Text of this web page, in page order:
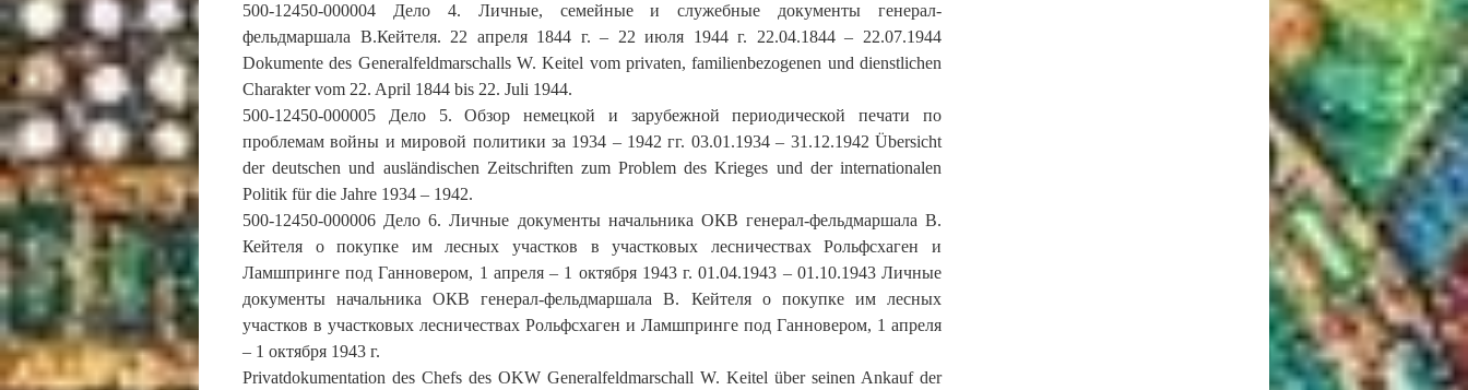
500-12450-000004 Дело 4. Личные, семейные и служебные документы генерал-
фельдмаршала В.Кейтеля. 22 апреля 1844 г. – 22 июля 1944 г. 22.04.1844 – 22.07.1944
Dokumente des Generalfeldmarschalls W. Keitel vom privaten, familienbezogenen und dienstlichen
Charakter vom 22. April 1844 bis 22. Juli 1944.
500-12450-000005 Дело 5. Обзор немецкой и зарубежной периодической печати по
проблемам войны и мировой политики за 1934 – 1942 гг. 03.01.1934 – 31.12.1942 Übersicht
der deutschen und ausländischen Zeitschriften zum Problem des Krieges und der internationalen
Politik für die Jahre 1934 – 1942.
500-12450-000006 Дело 6. Личные документы начальника ОКВ генерал-фельдмаршала В.
Кейтеля о покупке им лесных участков в участковых лесничествах Рольфсхаген и
Ламшпринге под Ганновером, 1 апреля – 1 октября 1943 г. 01.04.1943 – 01.10.1943 Личные
документы начальника ОКВ генерал-фельдмаршала В. Кейтеля о покупке им лесных
участков в участковых лесничествах Рольфсхаген и Ламшпринге под Ганновером, 1 апреля
– 1 октября 1943 г.
Privatdokumentation des Chefs des OKW Generalfeldmarschall W. Keitel über seinen Ankauf der